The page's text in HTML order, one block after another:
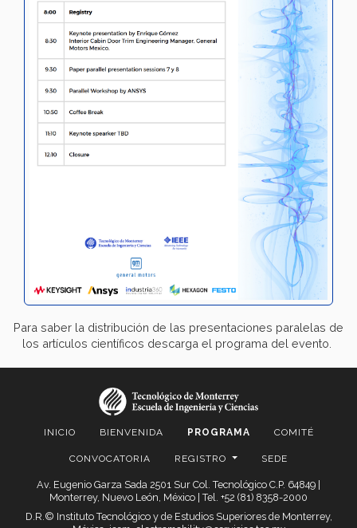
Para saber la distribución de las presentaciones paralelas de
los artículos científicos descarga el programa del evento.
INICIO BIENVENIDA PROGRAMA COMITÉ
CONVOCATORIA REGISTRO SEDE
Av. Eugenio Garza Sada 2501 Sur Col. Tecnológico C.P. 64849 |
Monterrey, Nuevo León, México | Tel. +52 (81) 8358-2000
D.R.© Instituto Tecnológico y de Estudios Superiores de Monterrey,